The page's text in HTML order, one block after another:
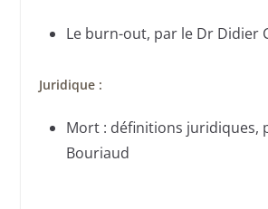
Le burn-out, par le Dr Didier
Juridique :
Mort : définitions juridiques,
Bouriaud